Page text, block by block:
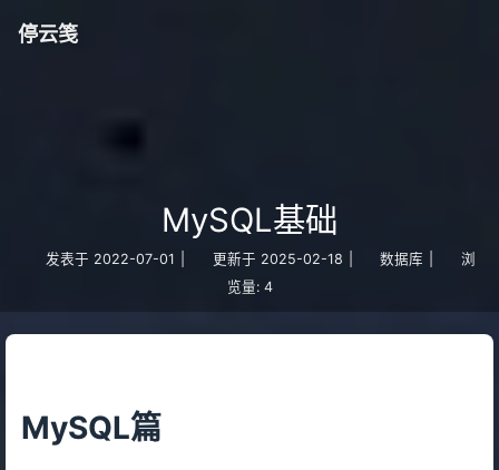
停云笺
MySQL基础
发表于 2022-07-01 更新于 2025-02-18 数据库
浏
览量: 4
MySQL篇